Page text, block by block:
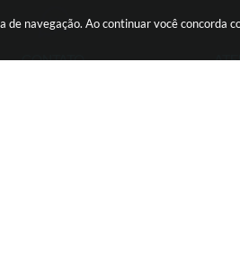
navegação. Ao continuar você concorda
CONTATO